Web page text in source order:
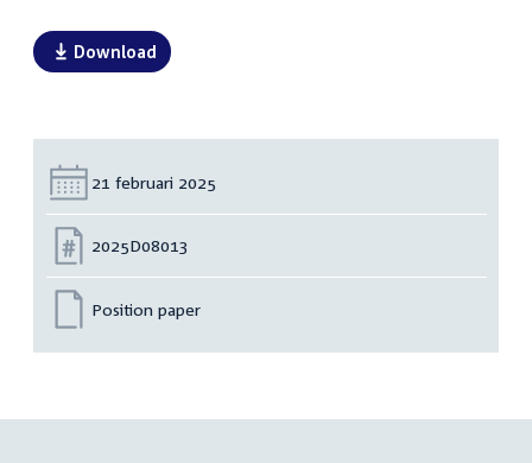
Download
Datum:
21 februari 2025
Nummer:
2025D08013
Position paper